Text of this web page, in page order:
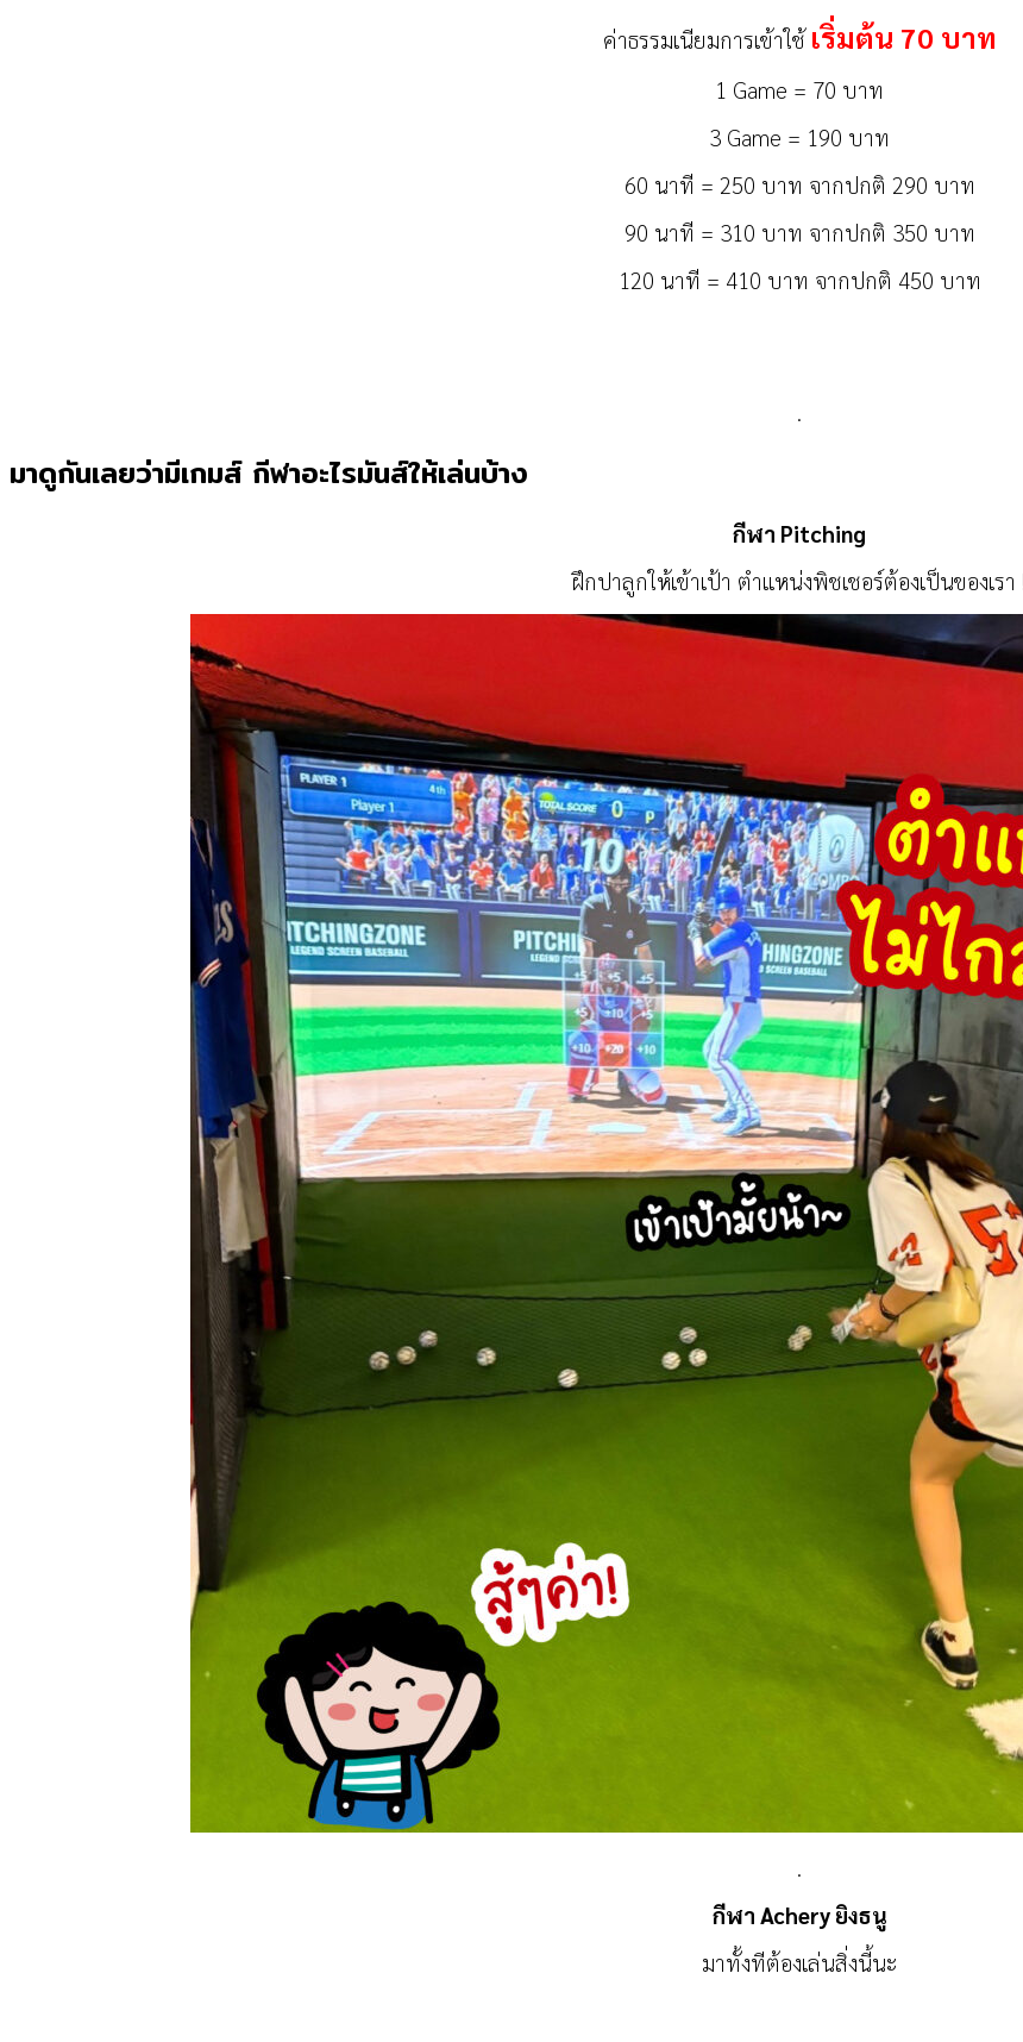
ค่าธรรมเนียมการเข้าใช้ เริ่มต้น 70 บาท
1 Game = 70 บาท
3 Game = 190 บาท
60 นาที = 250 บาท จากปกติ 290 บาท
90 นาที = 310 บาท จากปกติ 350 บาท
120 นาที = 410 บาท จากปกติ 450 บาท
.
มาดูกันเลยว่ามีเกมส์ กีฬาอะไรมันส์ให้เล่นบ้าง
กีฬา Pitching
ฝึกปาลูกให้เข้าเป้า ตำแหน่งพิชเชอร์ต้องเป็นของเรา !
.
กีฬา Achery ยิงธนู
มาทั้งทีต้องเล่นสิ่งนี้นะ